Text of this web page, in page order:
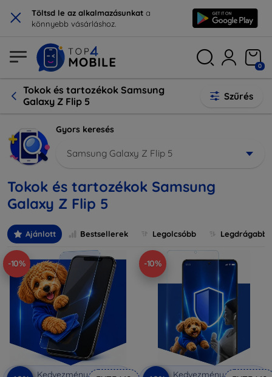
× Töltsd le az alkalmazásunkat a
könnyebb vásárláshoz.
0
Tokok és tartozékok Samsung
Galaxy Z Flip 5
Szűrés
Gyors keresés
Samsung Galaxy Z Flip 5
Tokok és tartozékok Samsung
Galaxy Z Flip 5
Ajánlott Bestsellerek Legolcsóbb Legdrágabb
-10%
Kedvezmény
-10%
Kedvezmény